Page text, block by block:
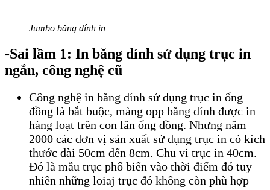
Jumbo băng dính in
-Sai lầm 1: In băng dính sử dụng trục in
ngắn, công nghệ cũ
Công nghệ in băng dính sử dụng trục in ống
đồng là bắt buộc, màng opp băng dính được in
hàng loạt trên con lăn ống đồng. Nhưng năm
2000 các đơn vị sản xuất sử dụng trục in có kích
thước dài 50cm đến 8cm. Chu vi trục in 40cm.
Đó là mẫu trục phổ biến vào thời điểm đó tuy
nhiên những loiaj trục đó không còn phù hợp